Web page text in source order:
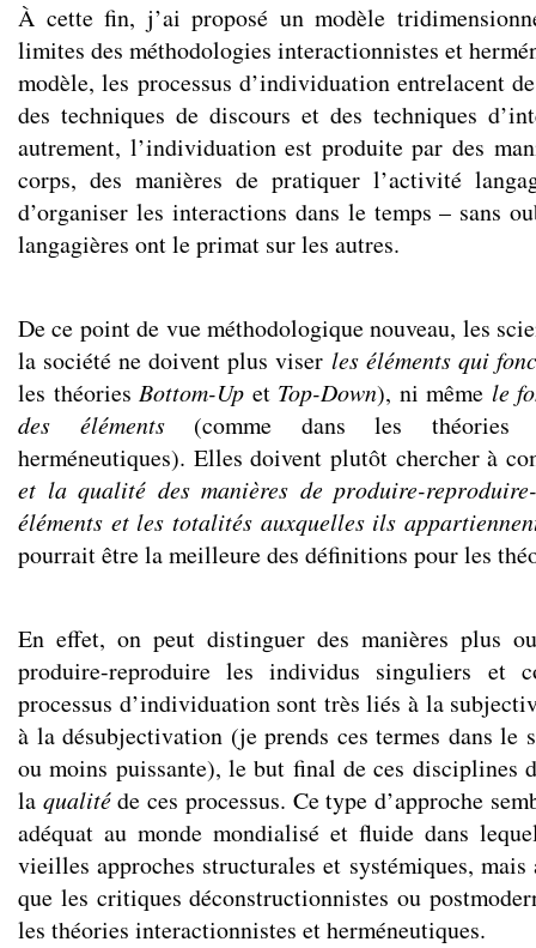
À cette fin, j’ai proposé un modèle
limites des méthodologies interactionnistes et
modèle, les processus d’individuation entrelacent
des techniques de discours et des techniques
autrement, l’individuation est produite par des
corps, des manières de pratiquer l’activité
d’organiser les interactions dans le temps – sans
langagières ont le primat sur les autres.
De ce point de vue méthodologique nouveau, les
la société ne doivent plus viser les éléments qui
les théoriesBottom-Up et Top-Down), ni même le
des éléments(comme dans les théories
herméneutiques). Elles doivent plutôt chercher à
et la qualité des manières de produire-
éléments et les totalités auxquelles ils
pourrait être la meilleure des définitions pour les
En effet, on peut distinguer des manières plus
produire-reproduire les individus singuliers et
processus d’individuation sont très liés à la
à la désubjectivation (je prends ces termes dans le
ou moins puissante), le but final de ces disciplines
la qualitéde ces processus. Ce type d’approche
adéquat au monde mondialisé et fluide dans
vieilles approches structurales et systémiques,
que les critiques déconstructionnistes ou
les théories interactionnistes et herméneutiques.